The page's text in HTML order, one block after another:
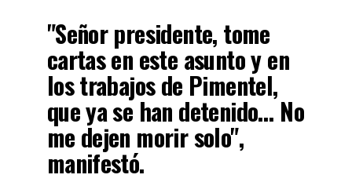
"Señor presidente, tome
cartas en este asunto y en
los trabajos de Pimentel,
que ya se han detenido… No
me dejen morir solo",
manifestó.